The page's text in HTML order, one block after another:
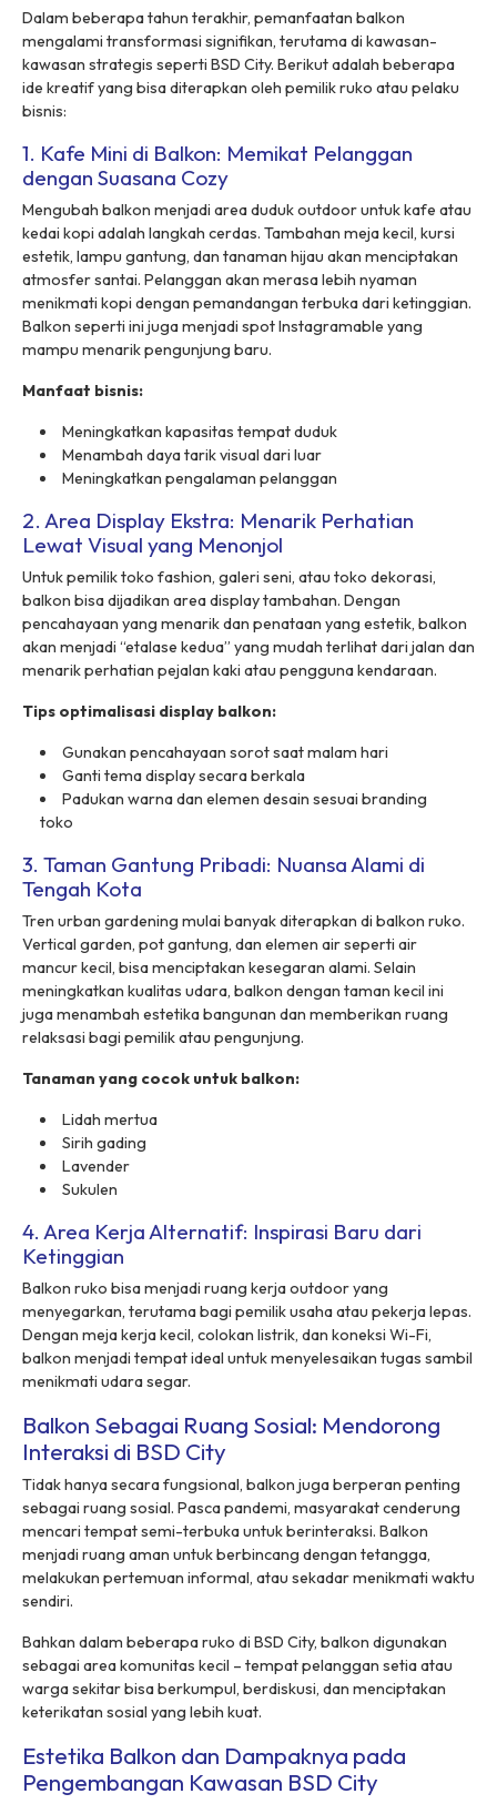
Dalam beberapa tahun terakhir, pemanfaatan balkon
mengalami transformasi signifikan, terutama di kawasan-
kawasan strategis seperti BSD City. Berikut adalah beberapa
ide kreatif yang bisa diterapkan oleh pemilik ruko atau pelaku
bisnis:
1. Kafe Mini di Balkon: Memikat Pelanggan
dengan Suasana Cozy
Mengubah balkon menjadi area duduk outdoor untuk kafe atau
kedai kopi adalah langkah cerdas. Tambahan meja kecil, kursi
estetik, lampu gantung, dan tanaman hijau akan menciptakan
atmosfer santai. Pelanggan akan merasa lebih nyaman
menikmati kopi dengan pemandangan terbuka dari ketinggian.
Balkon seperti ini juga menjadi spot Instagramable yang
mampu menarik pengunjung baru.
Manfaat bisnis:
Meningkatkan kapasitas tempat duduk
Menambah daya tarik visual dari luar
Meningkatkan pengalaman pelanggan
2. Area Display Ekstra: Menarik Perhatian
Lewat Visual yang Menonjol
Untuk pemilik toko fashion, galeri seni, atau toko dekorasi,
balkon bisa dijadikan area display tambahan. Dengan
pencahayaan yang menarik dan penataan yang estetik, balkon
akan menjadi “etalase kedua” yang mudah terlihat dari jalan dan
menarik perhatian pejalan kaki atau pengguna kendaraan.
Tips optimalisasi display balkon:
Gunakan pencahayaan sorot saat malam hari
Ganti tema display secara berkala
Padukan warna dan elemen desain sesuai branding
toko
3. Taman Gantung Pribadi: Nuansa Alami di
Tengah Kota
Tren urban gardening mulai banyak diterapkan di balkon ruko.
Vertical garden, pot gantung, dan elemen air seperti air
mancur kecil, bisa menciptakan kesegaran alami. Selain
meningkatkan kualitas udara, balkon dengan taman kecil ini
juga menambah estetika bangunan dan memberikan ruang
relaksasi bagi pemilik atau pengunjung.
Tanaman yang cocok untuk balkon:
Lidah mertua
Sirih gading
Lavender
Sukulen
4. Area Kerja Alternatif: Inspirasi Baru dari
Ketinggian
Balkon ruko bisa menjadi ruang kerja outdoor yang
menyegarkan, terutama bagi pemilik usaha atau pekerja lepas.
Dengan meja kerja kecil, colokan listrik, dan koneksi Wi-Fi,
balkon menjadi tempat ideal untuk menyelesaikan tugas sambil
menikmati udara segar.
Balkon Sebagai Ruang Sosial: Mendorong
Interaksi di BSD City
Tidak hanya secara fungsional, balkon juga berperan penting
sebagai ruang sosial. Pasca pandemi, masyarakat cenderung
mencari tempat semi-terbuka untuk berinteraksi. Balkon
menjadi ruang aman untuk berbincang dengan tetangga,
melakukan pertemuan informal, atau sekadar menikmati waktu
sendiri.
Bahkan dalam beberapa ruko di BSD City, balkon digunakan
sebagai area komunitas kecil – tempat pelanggan setia atau
warga sekitar bisa berkumpul, berdiskusi, dan menciptakan
keterikatan sosial yang lebih kuat.
Estetika Balkon dan Dampaknya pada
Pengembangan Kawasan BSD City